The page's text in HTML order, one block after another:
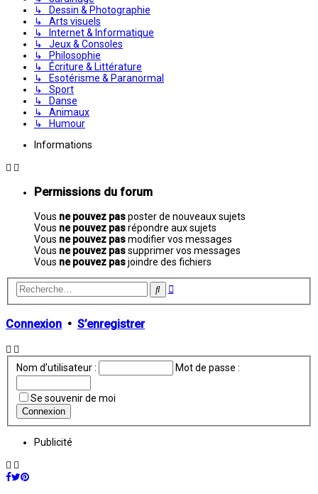
↳ Dessin & Photographie
↳ Arts visuels
↳ Internet & Informatique
↳ Jeux & Consoles
↳ Philosophie
↳ Écriture & Littérature
↳ Esotérisme & Paranormal
↳ Sport
↳ Danse
↳ Animaux
↳ Humour
Informations
Permissions du forum
Vous ne pouvez pasposter de nouveaux sujets
Vous ne pouvez pasrépondre aux sujets
Vous ne pouvez pasmodifier vos messages
Vous ne pouvez passupprimer vos messages
Vous ne pouvez pasjoindre des fichiers
Rechercher
Recherche
Connexion • S’enregistrer
Nom d’utilisateur : Mot de passe :
Se souvenir de moi
Publicité